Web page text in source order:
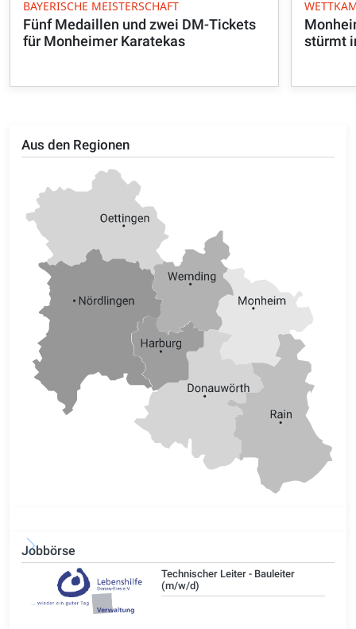
Aus den Regionen
Jobbörse
Technischer Leiter - Bauleiter
(m/w/d)
BAYERISCHE MEISTERSCHAFT
Fünf Medaillen und zwei DM-Tickets
für Monheimer Karatekas
stürmt